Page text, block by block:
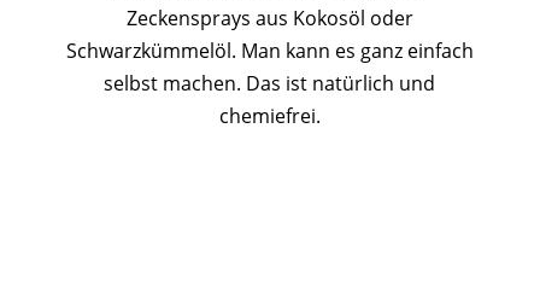
Zeckensprays aus Kokosöl oder
Schwarzkümmelöl. Man kann es ganz einfach
selbst machen. Das ist natürlich und
chemiefrei.